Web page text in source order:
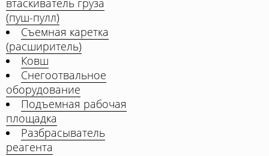
втаскиватель груза
(пуш-пулл)
Съемная каретка
(расширитель)
Ковш
Снегоотвальное
оборудование
Подъемная рабочая
площадка
Разбрасыватель
реагента